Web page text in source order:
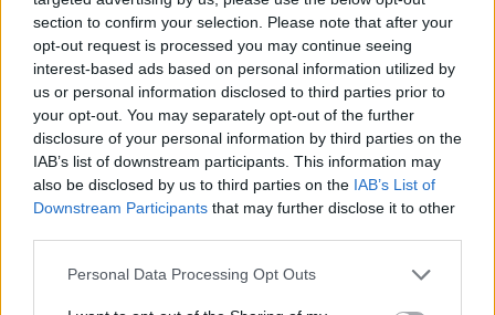
section to confirm your selection. Please note that after your
opt-out request is processed you may continue seeing
interest-based ads based on personal information utilized by
us or personal information disclosed to third parties prior to
your opt-out. You may separately opt-out of the further
disclosure of your personal information by third parties on the
IAB’s list of downstream participants. This information may
also be disclosed by us to third parties on the IAB’s List of
Downstream Participants that may further disclose it to other
Personal Data Processing Opt Outs
Kolozsváron egy fesztiválbelépőkkel
elkövetett lehetséges csalás
ügyében, a károsultak között sok a
magyar diák. Közben alig néhány
szavazat hiányzik egy PSD-RMDSZ-
kormányhoz.